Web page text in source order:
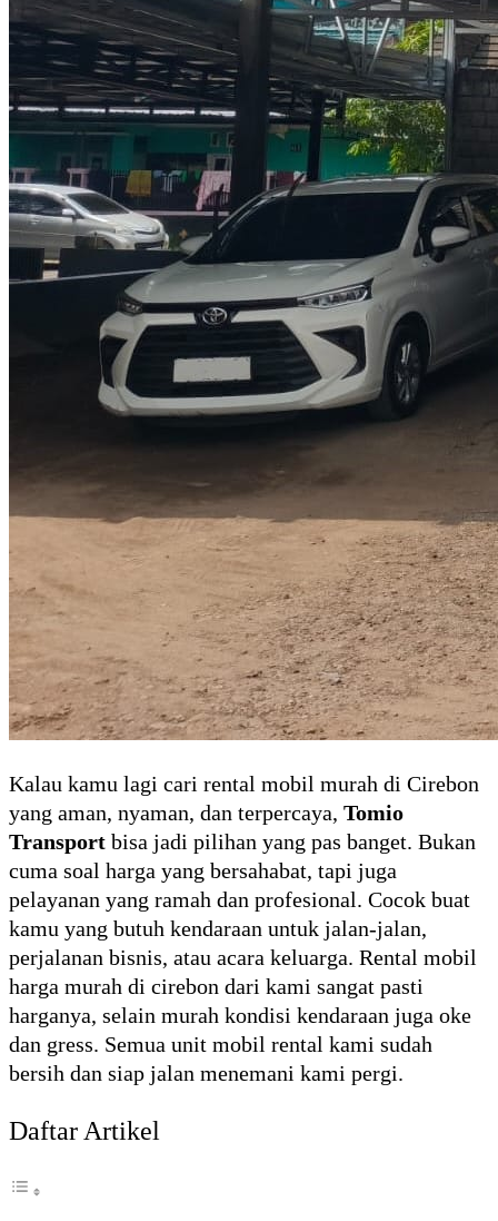
Kalau kamu lagi cari rental mobil murah di Cirebon
yang aman, nyaman, dan terpercaya, Tomio
Transport bisa jadi pilihan yang pas banget. Bukan
cuma soal harga yang bersahabat, tapi juga
pelayanan yang ramah dan profesional. Cocok buat
kamu yang butuh kendaraan untuk jalan-jalan,
perjalanan bisnis, atau acara keluarga. Rental mobil
harga murah di cirebon dari kami sangat pasti
harganya, selain murah kondisi kendaraan juga oke
dan gress. Semua unit mobil rental kami sudah
bersih dan siap jalan menemani kami pergi.
Daftar Artikel